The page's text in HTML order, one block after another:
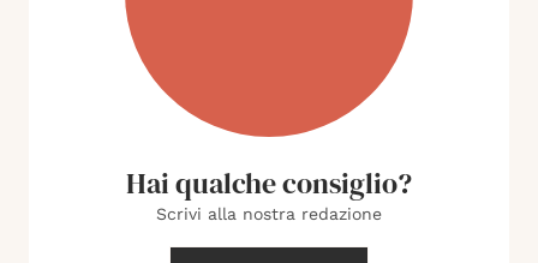
Hai qualche consiglio?
Scrivi alla nostra redazione